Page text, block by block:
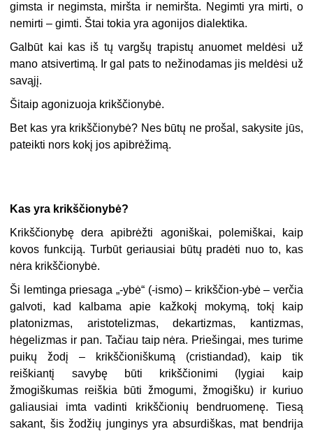
gimsta ir negimsta, miršta ir nemiršta. Negimti yra mirti, o
nemirti – gimti. Štai tokia yra agonijos dialektika.
Galbūt kai kas iš tų vargšų trapistų anuomet meldėsi už
mano atsivertimą. Ir gal pats to nežinodamas jis meldėsi už
savąjį.
Šitaip agonizuoja krikščionybė.
Bet kas yra krikščionybė? Nes būtų ne prošal, sakysite jūs,
pateikti nors kokį jos apibrėžimą.
Kas yra krikščionybė?
Krikščionybę dera apibrėžti agoniškai, polemiškai, kaip
kovos funkciją. Turbūt geriausiai būtų pradėti nuo to, kas
nėra krikščionybė.
Ši lemtinga priesaga „-ybė“ (-ismo) – krikščion-ybė – verčia
galvoti, kad kalbama apie kažkokį mokymą, tokį kaip
platonizmas, aristotelizmas, dekartizmas, kantizmas,
hėgelizmas ir pan. Tačiau taip nėra. Priešingai, mes turime
puikų žodį – krikščioniškumą (cristiandad), kaip tik
reiškiantį savybę būti krikščionimi (lygiai kaip
žmogiškumas reiškia būti žmogumi, žmogišku) ir kuriuo
galiausiai imta vadinti krikščionių bendruomenę. Tiesą
sakant, šis žodžių junginys yra absurdiškas, mat bendrija